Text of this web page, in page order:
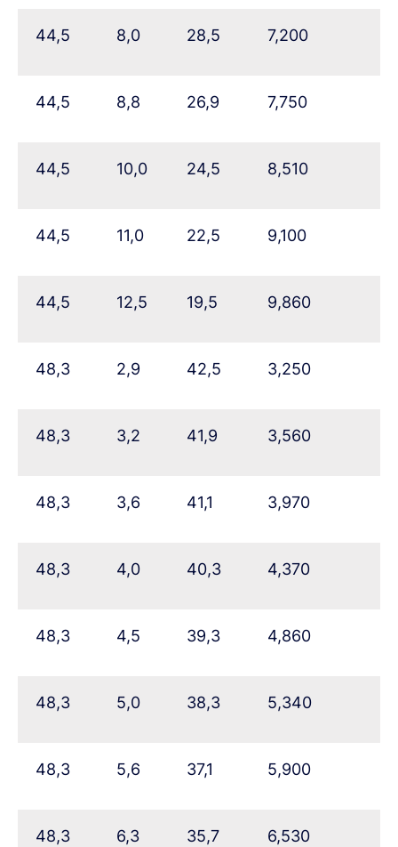
44,5 8,0 28,5 7,200
44,5 8,8 26,9 7,750
44,5 10,0 24,5 8,510
44,5 11,0 22,5 9,100
44,5 12,5 19,5 9,860
48,3 2,9 42,5 3,250
48,3 3,2 41,9 3,560
48,3 3,6 41,1 3,970
48,3 4,0 40,3 4,370
48,3 4,5 39,3 4,860
48,3 5,0 38,3 5,340
48,3 5,6 37,1 5,900
48,3 6,3 35,7 6,530